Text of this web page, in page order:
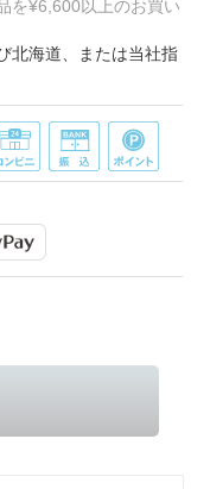
を¥6,600以上のお買い
北海道、または当社指